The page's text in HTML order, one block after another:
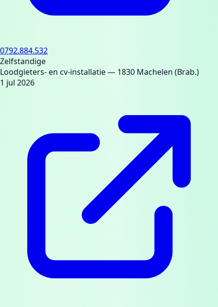
0792.884.532
Zelfstandige
Loodgieters- en cv-installatie— 1830 Machelen (Brab.)
1 jul 2026